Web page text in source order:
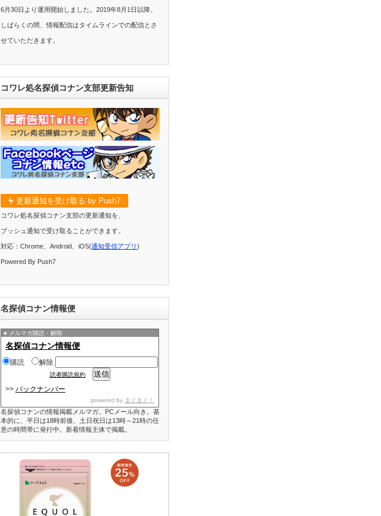
6月30日より運用開始しました。2019年8月1日以降、
しばらくの間、情報配信はタイムラインでの配信とさ
せていただきます。
コワレ処名探偵コナン支部更新告知
更新通知を受け取る by Push7
コワレ処名探偵コナン支部の更新通知を、
プッシュ通知で受け取ることができます。
対応：Chrome、Android、iOS(通知受信アプリ )
Powered By Push7
名探偵コナン情報便
メルマガ購読・解除
名探偵コナン情報便
購読 解除
読者購読規約
>> バックナンバー
powered by まぐまぐ！
名探偵コナンの情報掲載メルマガ。PCメール向き。基
本的に、平日は18時前後、土日祝日は13時～21時の任
意の時間帯に発行中。新着情報主体で掲載。